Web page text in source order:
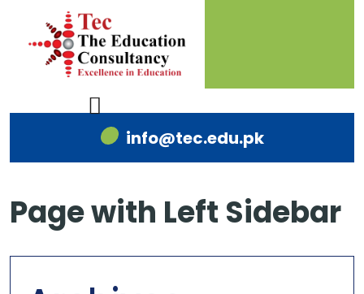
info@tec.edu.pk
Page with Left Sidebar